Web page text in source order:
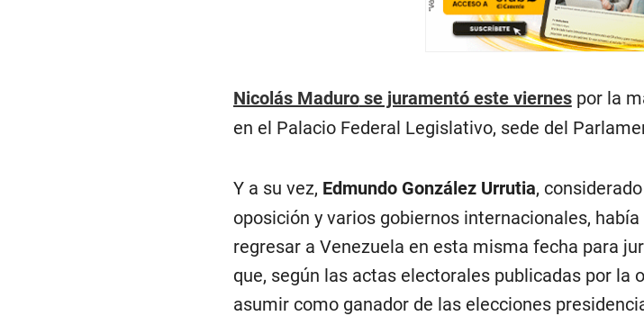
Nicolás Madurose juramentó este viernespor la
en el Palacio Federal Legislativo, sede del
Y a su vez, Edmundo González Urrutia,
oposición y varios gobiernos internacionales,
regresar a Venezuela en esta misma fecha para
que, según las actas electorales publicadas por la
asumir como ganador de las elecciones